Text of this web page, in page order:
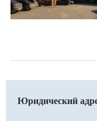
Юридический